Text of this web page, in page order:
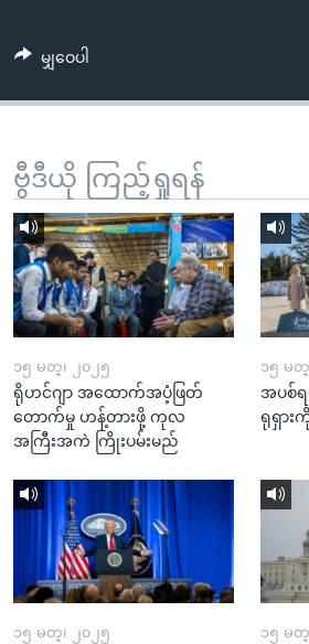
ကျော်မျှဝေပါ
ဗွီဒီယို ကြည့်ရှုရန်
၁၅ မတ္၊ ၂၀၂၅
ရိုဟင်ဂျာ အထောက်အပံ့ဖြတ်
တောက်မှု ဟန့်တားဖို့ ကုလ
အကြီးအကဲ ကြိုးပမ်းမည်
၁၅ မတ္
အပစ်
ရုရှာ
၁၅ မတ္၊ ၂၀၂၅ ၁၅ မတ္